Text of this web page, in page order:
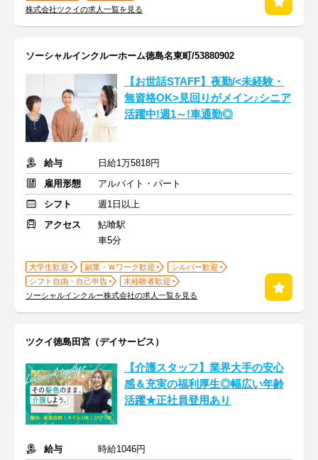
株式会社ツクイの求人一覧を見る
ソーシャルインクルーホーム徳島名東町/53880902
【お世話STAFF】夜勤/<未経験・
無資格OK>見回りがメイン♪シニア
活躍中!週1～!車通勤◎
給与
日給1万5818円
雇用形態
アルバイト・パート
シフト
週1日以上
アクセス
鮎喰駅
車5分
大学生歓迎 副業・Ｗワーク歓迎
シルバー歓迎
シフト自由・自己申告
未経験者歓迎
ソーシャルインクルー株式会社の求人一覧を見る
ツクイ徳島田宮（デイサービス）
【介護スタッフ】業界大手の安心
感＆充実の福利厚生◎幅広い年齢
活躍★正社員登用あり
給与 時給1046円